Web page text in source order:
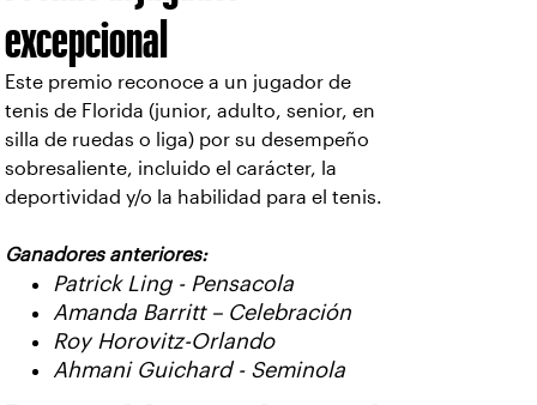
excepcional
Este premio reconoce a un jugador de
tenis de Florida (junior, adulto, senior, en
silla de ruedas o liga) por su desempeño
sobresaliente, incluido el carácter, la
deportividad y/o la habilidad para el tenis.
Ganadores anteriores:
Patrick Ling - Pensacola
Amanda Barritt – Celebración
Roy Horovitz-Orlando
Ahmani Guichard - Seminola